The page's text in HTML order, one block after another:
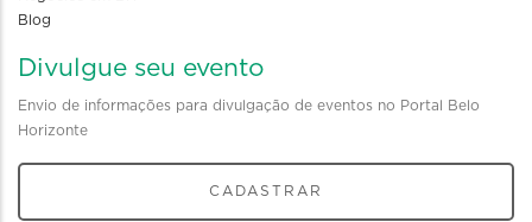
Blog
Divulgue seu evento
Envio de informações para divulgação de eventos no Portal Belo
Horizonte
CADASTRAR